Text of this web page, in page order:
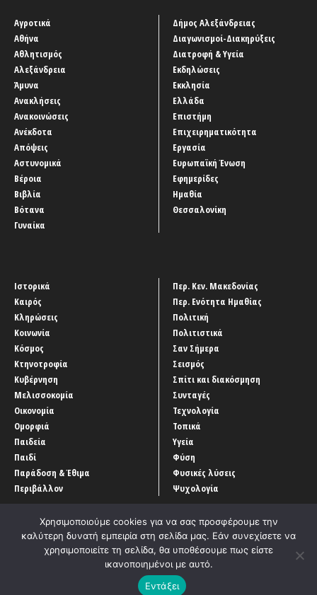
Αγροτικά
Αθήνα
Αθλητισμός
Αλεξάνδρεια
Άμυνα
Ανακλήσεις
Ανακοινώσεις
Ανέκδοτα
Απόψεις
Αστυνομικά
Βέροια
Βιβλία
Βότανα
Γυναίκα
Δήμος Αλεξάνδρειας
Διαγωνισμοί-Διακηρύξεις
Διατροφή & Υγεία
Εκδηλώσεις
Εκκλησία
Ελλάδα
Επιστήμη
Επιχειρηματικότητα
Εργασία
Ευρωπαϊκή Ένωση
Εφημερίδες
Ημαθία
Θεσσαλονίκη
Ιστορικά
Καιρός
Κληρώσεις
Κοινωνία
Κόσμος
Κτηνοτροφία
Κυβέρνηση
Μελισσοκομία
Οικονομία
Ομορφιά
Παιδεία
Παιδί
Παράδοση & Έθιμα
Περιβάλλον
Περ. Κεν. Μακεδονίας
Περ. Ενότητα Ημαθίας
Πολιτική
Πολιτιστικά
Σαν Σήμερα
Σεισμός
Σπίτι και διακόσμηση
Συνταγές
Τεχνολογία
Τοπικά
Υγεία
Φύση
Φυσικές λύσεις
Ψυχολογία
‘Οροι χρήσης Αρχείο Άρθρων
Entercom Technologies
Χρησιμοποιούμε cookies για να σας προσφέρουμε την
καλύτερη δυνατή εμπειρία στη σελίδα μας. Εάν συνεχίσετε να
χρησιμοποιείτε τη σελίδα, θα υποθέσουμε πως είστε
ικανοποιημένοι με αυτό.
Εντάξει